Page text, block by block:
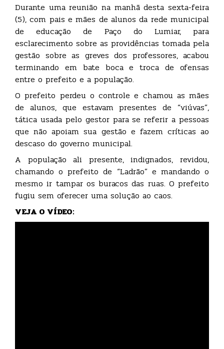
Durante uma reunião na manhã desta sexta-feira
(5), com pais e mães de alunos da rede municipal
de educação de Paço do Lumiar, para
esclarecimento sobre as providências tomada pela
gestão sobre as greves dos professores, acabou
terminando em bate boca e troca de ofensas
entre o prefeito e a população.
O prefeito perdeu o controle e chamou as mães
de alunos, que estavam presentes de “viúvas”,
tática usada pelo gestor para se referir a pessoas
que não apoiam sua gestão e fazem críticas ao
descaso do governo municipal.
A população ali presente, indignados, revidou,
chamando o prefeito de “Ladrão” e mandando o
mesmo ir tampar os buracos das ruas. O prefeito
fugiu sem oferecer uma solução ao caos.
VEJA O VÍDEO: